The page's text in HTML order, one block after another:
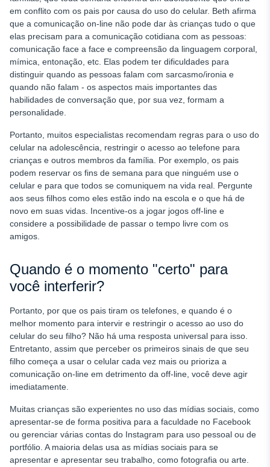
em conflito com os pais por causa do uso do celular. Beth afirma
que a comunicação on-line não pode dar às crianças tudo o que
elas precisam para a comunicação cotidiana com as pessoas:
comunicação face a face e compreensão da linguagem corporal,
mímica, entonação, etc. Elas podem ter dificuldades para
distinguir quando as pessoas falam com sarcasmo/ironia e
quando não falam - os aspectos mais importantes das
habilidades de conversação que, por sua vez, formam a
personalidade.
Portanto, muitos especialistas recomendam regras para o uso do
celular na adolescência,
restringir o acesso ao telefone para
crianças e outros membros da família. Por exemplo, os pais
podem reservar os fins de semana para que ninguém use o
celular e para que todos se comuniquem na vida real. Pergunte
aos seus filhos como eles estão indo na escola e o que há de
novo em suas vidas. Incentive-os a jogar jogos off-line e
considere a possibilidade de passar o tempo livre com os
amigos.
Quando é o momento "certo" para
você interferir?
Portanto, por que os pais tiram os telefones, e quando é o
melhor momento para intervir e restringir o acesso ao uso do
celular do seu filho? Não há uma resposta universal para isso.
Entretanto, assim que perceber os primeiros sinais de que seu
filho começa a usar o celular cada vez mais ou prioriza a
comunicação on-line em detrimento da off-line, você deve agir
imediatamente.
Muitas crianças são experientes no uso das mídias sociais, como
apresentar-se de forma positiva para a faculdade no Facebook
ou gerenciar várias contas do Instagram para uso pessoal ou de
portfólio. A maioria delas usa as mídias sociais para se
apresentar e apresentar seu trabalho, como fotografia ou arte.